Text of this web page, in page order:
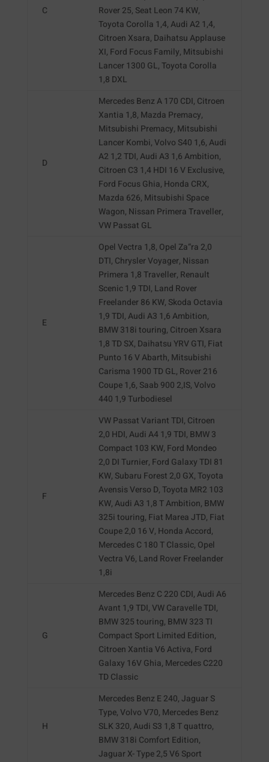
C
Rover 25, Seat Leon 74 KW,
Toyota Corolla 1,4, Audi A2 1,4,
Citroen Xsara, Daihatsu Applause
XI, Ford Focus Family, Mitsubishi
Lancer 1300 GL, Toyota Corolla
1,8 DXL
D
Mercedes Benz A 170 CDI, Citroen
Xantia 1,8, Mazda Premacy,
Mitsubishi Premacy, Mitsubishi
Lancer Kombi, Volvo S40 1,6, Audi
A2 1,2 TDI, Audi A3 1,6 Ambition,
Citroen C3 1,4 HDI 16 V Exclusive,
Ford Focus Ghia, Honda CRX,
Mazda 626, Mitsubishi Space
Wagon, Nissan Primera Traveller,
VW Passat GL
E
Opel Vectra 1,8, Opel Za“ra 2,0
DTI, Chrysler Voyager, Nissan
Primera 1,8 Traveller, Renault
Scenic 1,9 TDI, Land Rover
Freelander 86 KW, Skoda Octavia
1,9 TDI, Audi A3 1,6 Ambition,
BMW 318i touring, Citroen Xsara
1,8 TD SX, Daihatsu YRV GTI, Fiat
Punto 16 V Abarth, Mitsubishi
Carisma 1900 TD GL, Rover 216
Coupe 1,6, Saab 900 2,IS, Volvo
440 1,9 Turbodiesel
F
VW Passat Variant TDI, Citroen
2,0 HDI, Audi A4 1,9 TDI, BMW 3
Compact 103 KW, Ford Mondeo
2,0 DI Turnier, Ford Galaxy TDI 81
KW, Subaru Forest 2,0 GX, Toyota
Avensis Verso D, Toyota MR2 103
KW, Audi A3 1,8 T Ambition, BMW
325i touring, Fiat Marea JTD, Fiat
Coupe 2,0 16 V, Honda Accord,
Mercedes C 180 T Classic, Opel
Vectra V6, Land Rover Freelander
1,8i
G
Mercedes Benz C 220 CDI, Audi A6
Avant 1,9 TDI, VW Caravelle TDI,
BMW 325 touring, BMW 323 TI
Compact Sport Limited Edition,
Citroen Xantia V6 Activa, Ford
Galaxy 16V Ghia, Mercedes C220
TD Classic
H
Mercedes Benz E 240, Jaguar S
Type, Volvo V70, Mercedes Benz
SLK 320, Audi S3 1,8 T quattro,
BMW 318i Comfort Edition,
Jaguar X- Type 2,5 V6 Sport